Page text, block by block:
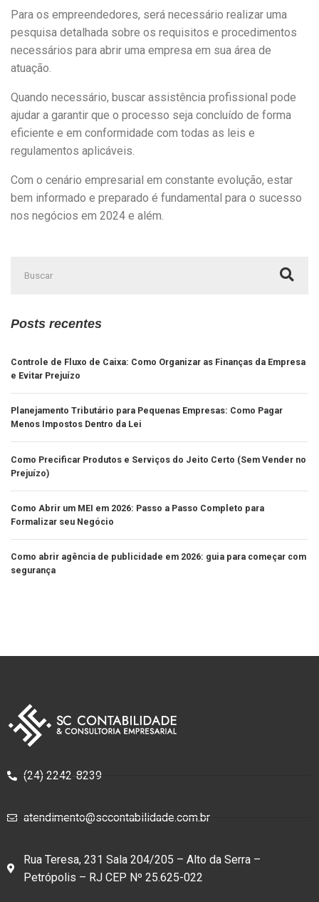
Para os empreendedores, será necessário realizar uma
pesquisa detalhada sobre os requisitos e procedimentos
necessários para abrir uma empresa em sua área de
atuação.
Quando necessário, buscar assistência profissional pode
ajudar a garantir que o processo seja concluído de forma
eficiente e em conformidade com todas as leis e
regulamentos aplicáveis.
Com o cenário empresarial em constante evolução, estar
bem informado e preparado é fundamental para o sucesso
nos negócios em 2024 e além.
Posts recentes
Controle de Fluxo de Caixa: Como Organizar as Finanças da Empresa
e Evitar Prejuízo
Planejamento Tributário para Pequenas Empresas: Como Pagar
Menos Impostos Dentro da Lei
Como Precificar Produtos e Serviços do Jeito Certo (Sem Vender no
Prejuízo)
Como Abrir um MEI em 2026: Passo a Passo Completo para
Formalizar seu Negócio
Como abrir agência de publicidade em 2026: guia para começar com
segurança
(24) 2242-8239
atendimento@sccontabilidade.com.br
Rua Teresa, 231 Sala 204/205 – Alto da Serra –
Petrópolis – RJ CEP Nº 25.625-022